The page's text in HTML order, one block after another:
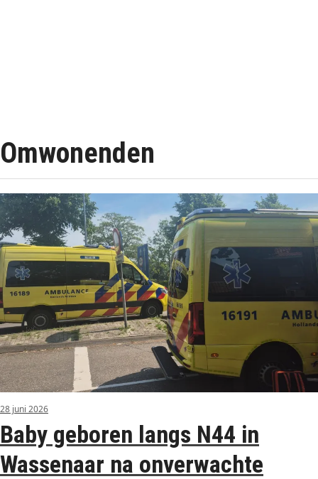
Omwonenden
28 juni 2026
Baby geboren langs N44 in
Wassenaar na onverwachte